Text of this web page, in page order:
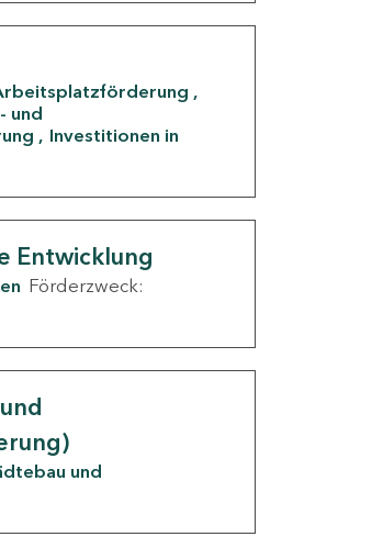
und
Investitionen in
Entwicklung
Förderzweck:
und